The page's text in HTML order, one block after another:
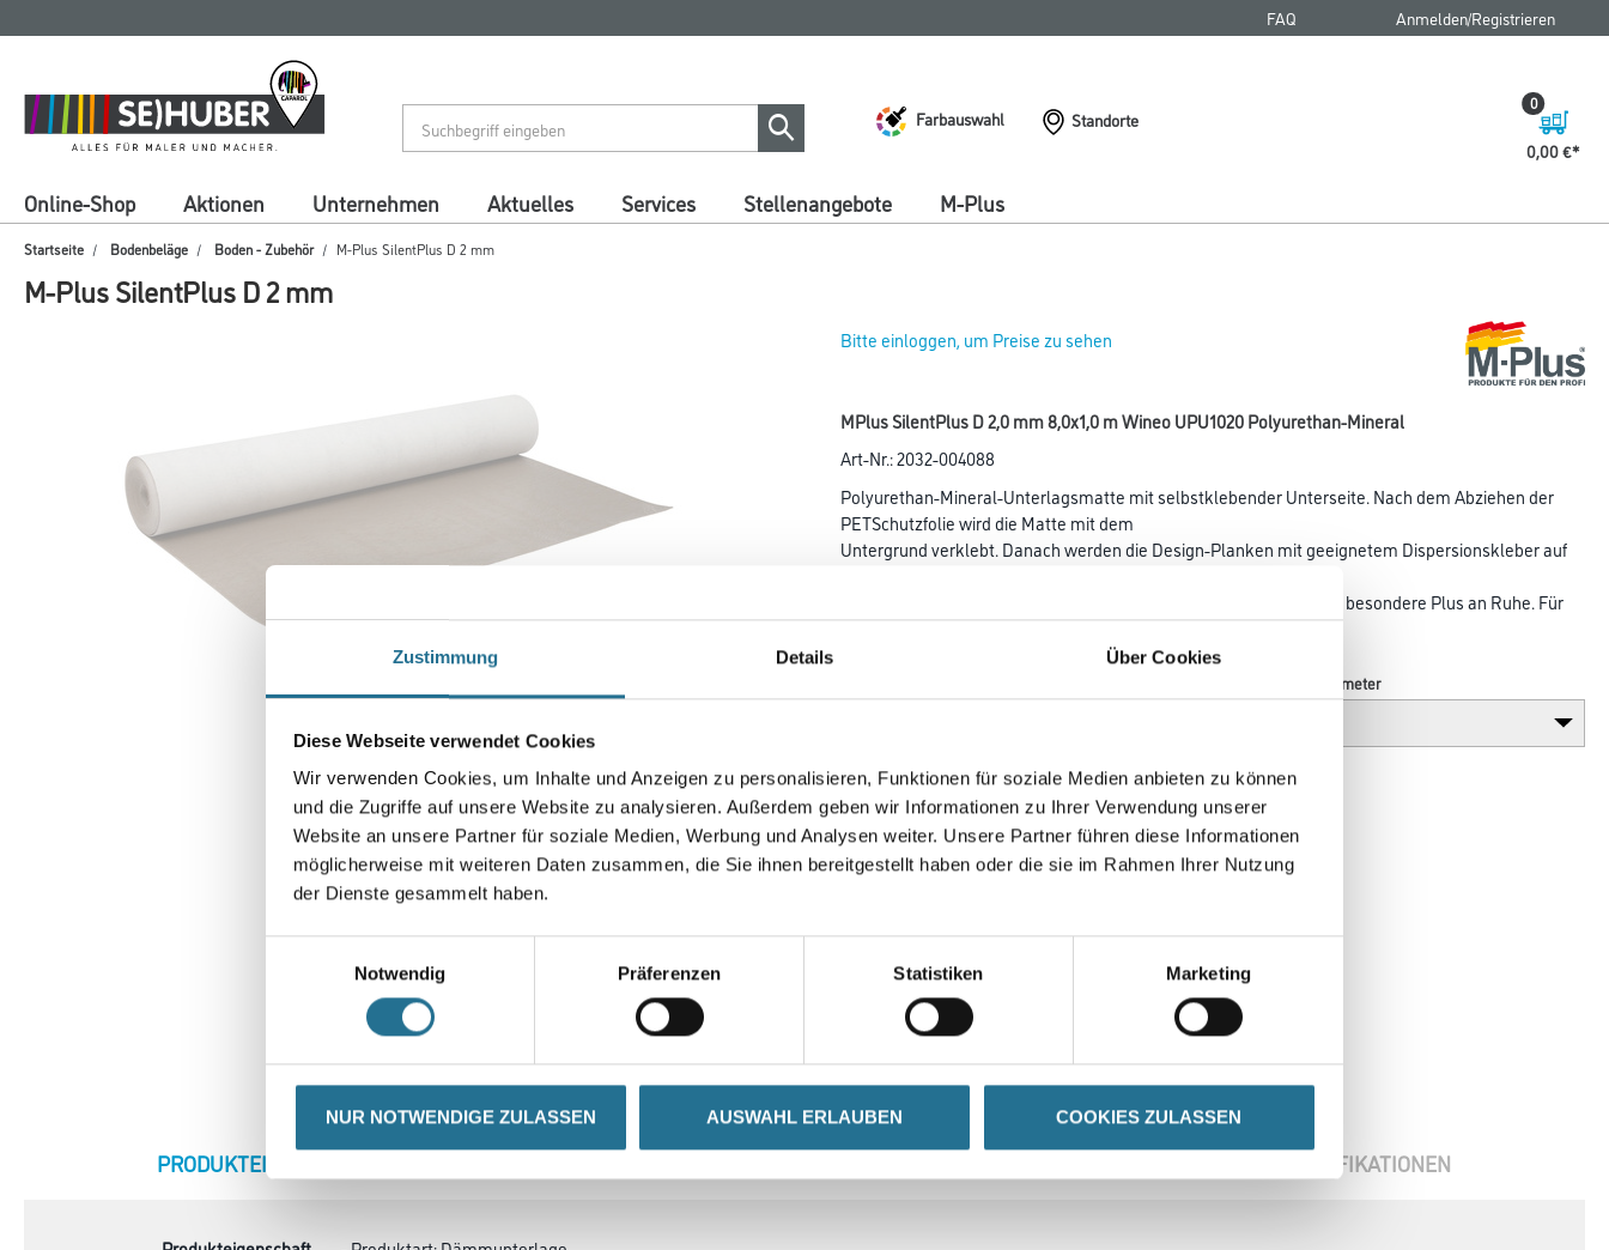
Zustimmung Details Über Cookies
Diese Webseite verwendet Cookies
Wir verwenden Cookies, um Inhalte und Anzeigen zu personalisieren, Funktionen für soziale Medien anbieten zu können
und die Zugriffe auf unsere Website zu analysieren. Außerdem geben wir Informationen zu Ihrer Verwendung unserer
Website an unsere Partner für soziale Medien, Werbung und Analysen weiter. Unsere Partner führen diese Informationen
möglicherweise mit weiteren Daten zusammen, die Sie ihnen bereitgestellt haben oder die sie im Rahmen Ihrer Nutzung
der Dienste gesammelt haben.
Notwendig
Präferenzen Statistiken Marketing
NUR NOTWENDIGE ZULASSEN AUSWAHL ERLAUBEN COOKIES ZULASSEN
springen
springen
FAQ Anmelden/Registrieren
Farbauswahl
Standorte
0,00 €
0
Online-Shop Aktionen Unternehmen Aktuelles Services Stellenangebote M-Plus
Startseite Bodenbeläge Boden - Zubehör M-Plus SilentPlus D 2 mm
M-Plus SilentPlus D 2 mm
Bitte einloggen, um Preise zu sehen
MPlus SilentPlus D 2,0 mm 8,0x1,0 m Wineo UPU1020 Polyurethan-Mineral
Art-Nr.:2032-004088
Polyurethan-Mineral-Unterlagsmatte mit selbstklebender Unterseite. Nach dem Abziehen der
PETSchutzfolie wird die Matte mit dem
Untergrund verklebt. Danach werden die Design-Planken mit geeignetem Dispersionskleber auf
Verklebung reduziert den Trittschall bis zu 17 dB und garantiert das besondere Plus an Ruhe. Für
Fußbodenheizung geeignet!
Breite in centimeter
Gebinde
CURRENT
PRODUKTEIGENSCHAFTEN SPEZIFIKATIONEN